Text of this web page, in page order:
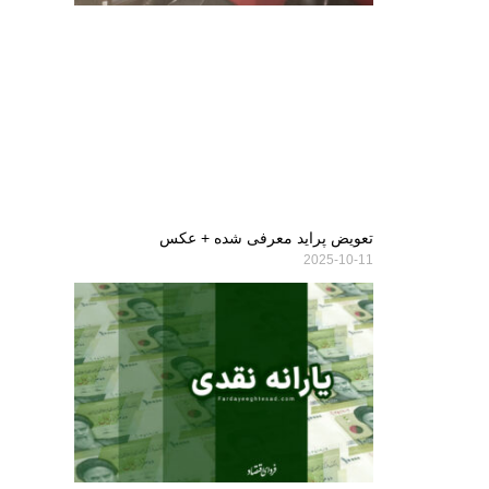
تعویض پراید معرفی شده + عکس
2025-10-11